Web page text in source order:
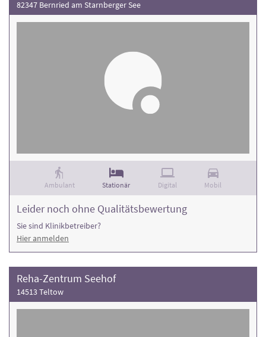
82347 Bernried am Starnberger See
Ambulant Stationär Digital Mobil
Leider noch ohne Qualitätsbewertung
Sie sind Klinikbetreiber?
Hier anmelden
Reha-Zentrum Seehof
14513 Teltow